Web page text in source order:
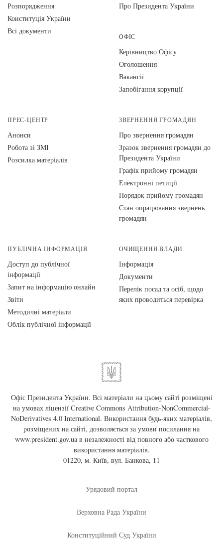
Розпорядження
Конституція України
Всі документи
Про Президента України
ОФІС
Керівництво Офісу
Оголошення
Вакансії
Запобігання корупції
ПРЕС-ЦЕНТР
Анонси
Робота зі ЗМІ
Розсилка матеріалів
ЗВЕРНЕННЯ ГРОМАДЯН
Про звернення громадян
Зразок звернення громадян до
Президента України
Графік прийому громадян
Електронні петиції
Порядок прийому громадян
Стан опрацювання звернень
громадян
ПУБЛІЧНА ІНФОРМАЦІЯ
Доступ до публічної
інформації
Запит на інформацію онлайн
Звіти
Методичні матеріали
Облік публічної інформації
ОЧИЩЕННЯ ВЛАДИ
Інформація
Документи
Перелік посад та осіб, щодо
яких проводиться перевірка
Офіс Президента України. Всі матеріали на цьому сайті розміщені
на умовах ліцензії Creative Commons Attribution-NonCommercial-
NoDerivatives 4.0 International. Використання будь-яких матеріалів,
розміщених на сайті, дозволяється за умови посилання на
www.president.gov.uaв незалежності від повного або часткового
використання матеріалів.
01220, м. Київ, вул. Банкова, 11
Урядовий портал
Верховна Рада України
Конституційний Суд України